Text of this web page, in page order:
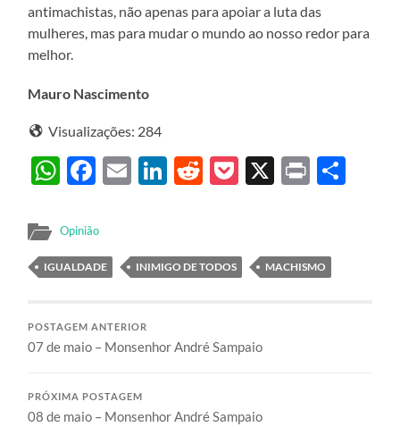
antimachistas, não apenas para apoiar a luta das
mulheres, mas para mudar o mundo ao nosso redor para
melhor.
Mauro Nascimento
Visualizações: 284
WhatsApp
Facebook
EmailLinkedIn
Reddit
Pocket
X Print
Opinião
IGUALDADE INIMIGO DE TODOS MACHISMO
POSTAGEM ANTERIOR
07 de maio – Monsenhor André Sampaio
PRÓXIMA POSTAGEM
08 de maio – Monsenhor André Sampaio